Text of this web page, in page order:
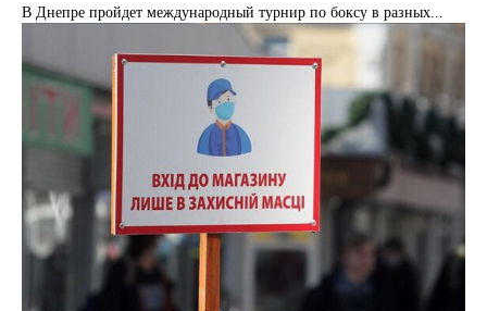
В Днепре пройдет международный турнир по боксу в разных...